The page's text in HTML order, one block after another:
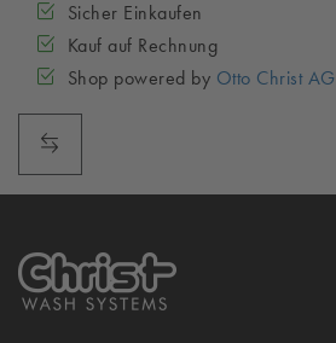
Sicher Einkaufen
Kauf auf Rechnung
Shop powered by Otto Christ AG